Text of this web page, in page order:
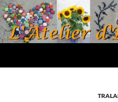
Aller
au
contenu